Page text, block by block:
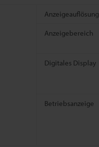
Anzeigeauflösung
Anzeigebereich
Digitales Display
Betriebsanzeige